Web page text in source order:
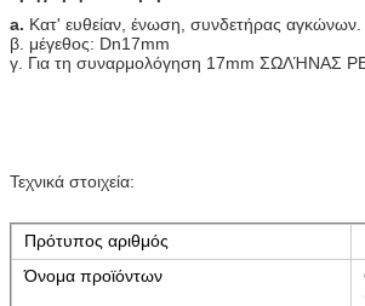
a. Κατ' ευθείαν, ένωση, συνδετήρας αγκώνων
β. μέγεθος: Dn17mm
γ. Για τη συναρμολόγηση 17mm ΣΩΛΉΝΑΣ
Τεχνικά στοιχεία:
Πρότυπος αριθμός
Όνομα προϊόντων